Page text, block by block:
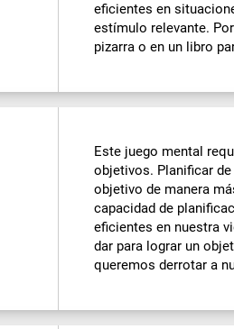
eficientes en
estímulo relevante.
pizarra o en un libro
Este juego mental
objetivos. Planificar
objetivo de manera
capacidad de
eficientes en nuestra
dar para lograr un
queremos derrotar a